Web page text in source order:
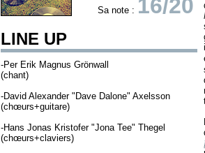
Sa note : 16/20
LINE UP
-Per Erik Magnus Grönwall
(chant)
-David Alexander "Dave Dalone" Axelsson
(chœurs+guitare)
-Hans Jonas Kristofer "Jona Tee" Thegel
(chœurs+claviers)